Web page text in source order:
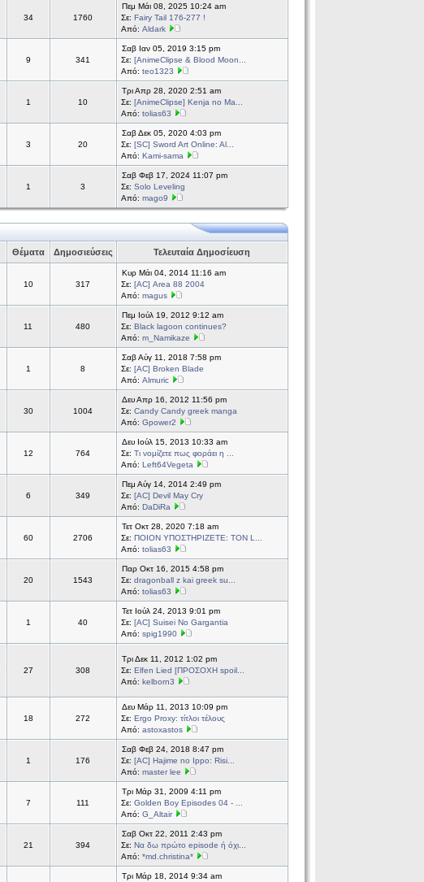
34 1760
Πεμ Μάι 08, 2025 10:24 am
Σε: Fairy Tail 176-277 !
Από: Aldark
9 341
Σαβ Ιαν 05, 2019 3:15 pm
Σε: [AnimeClipse & Blood Moon...
Από: teo1323
1 10
Τρι Απρ 28, 2020 2:51 am
Σε: [AnimeClipse] Kenja no Ma...
Από: tolias63
3 20
Σαβ Δεκ 05, 2020 4:03 pm
Σε: [SC] Sword Art Online: Al...
Από: Kami-sama
1 3
Σαβ Φεβ 17, 2024 11:07 pm
Σε: Solo Leveling
Από: mago9
Θέματα Δημοσιεύσεις Τελευταία Δημοσίευση
10 317
Κυρ Μάι 04, 2014 11:16 am
Σε: [AC] Area 88 2004
Από: magus
11 480
Πεμ Ιούλ 19, 2012 9:12 am
Σε: Black lagoon continues?
Από: m_Namikaze
1 8
Σαβ Αύγ 11, 2018 7:58 pm
Σε: [AC] Broken Blade
Από: Almuric
30 1004
Δευ Απρ 16, 2012 11:56 pm
Σε: Candy Candy greek manga
Από: Gpower2
12 764
Δευ Ιούλ 15, 2013 10:33 am
Σε: Τι νομίζετε πως φοράει η ...
Από: Left64Vegeta
6 349
Πεμ Αύγ 14, 2014 2:49 pm
Σε: [AC] Devil May Cry
Από: DaDiRa
60 2706
Τετ Οκτ 28, 2020 7:18 am
Σε: ΠΟΙΟΝ ΥΠΟΣΤΗΡΙΖΕΤΕ: ΤΟΝ L...
Από: tolias63
20 1543
Παρ Οκτ 16, 2015 4:58 pm
Σε: dragonball z kai greek su...
Από: tolias63
1 40
Τετ Ιούλ 24, 2013 9:01 pm
Σε: [AC] Suisei No Gargantia
Από: spig1990
27 308
Τρι Δεκ 11, 2012 1:02 pm
Σε: Elfen Lied [ΠΡΟΣΟΧΗ spoil...
Από: kelborn3
18 272
Δευ Μάρ 11, 2013 10:09 pm
Σε: Ergo Proxy: τίτλοι τέλους
Από: astoxastos
1 176
Σαβ Φεβ 24, 2018 8:47 pm
Σε: [AC] Hajime no Ippo: Risi...
Από: master lee
7 111
Τρι Μάρ 31, 2009 4:11 pm
Σε: Golden Boy Episodes 04 - ...
Από: G_Altair
21 394
Σαβ Οκτ 22, 2011 2:43 pm
Σε: Να δω πρώτο episode ή όχι...
Από: *md.christina*
Τρι Μάρ 18, 2014 9:34 am